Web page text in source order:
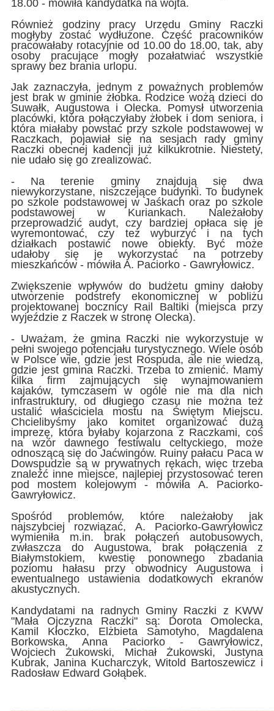
18.00 - mówiła kandydatka na wójta.
Również godziny pracy Urzędu Gminy Raczki
mogłyby zostać wydłużone. Część pracowników
pracowałaby rotacyjnie od 10.00 do 18.00, tak, aby
osoby pracujące mogły pozałatwiać wszystkie
sprawy bez brania urlopu.
Jak zaznaczyła, jednym z poważnych problemów
jest brak w gminie żłobka. Rodzice wożą dzieci do
Suwałk, Augustowa i Olecka. Pomysł utworzenia
placówki, która połączyłaby żłobek i dom seniora, i
która miałaby powstać przy szkole podstawowej w
Raczkach, pojawiał się na sesjach rady gminy
Raczki obecnej kadencji już kilkukrotnie. Niestety,
nie udało się go zrealizować.
- Na terenie gminy znajdują się dwa
niewykorzystane, niszczejące budynki. To budynek
po szkole podstawowej w Jaśkach oraz po szkole
podstawowej w Kuriankach. Należałoby
przeprowadzić audyt, czy bardziej opłaca się je
wyremontować, czy też wyburzyć i na tych
działkach postawić nowe obiekty. Być może
udałoby się je wykorzystać na potrzeby
mieszkańców - mówiła A. Paciorko - Gawryłowicz.
Zwiększenie wpływów do budżetu gminy dałoby
utworzenie podstrefy ekonomicznej w pobliżu
projektowanej bocznicy Rail Baltiki (miejsca przy
wyjeździe z Raczek w stronę Olecka).
- Uważam, że gmina Raczki nie wykorzystuje w
pełni swojego potencjału turystycznego. Wiele osób
w Polsce wie, gdzie jest Rospuda, ale nie wiedzą,
gdzie jest gmina Raczki. Trzeba to zmienić. Mamy
kilka firm zajmujących się wynajmowaniem
kajaków, tymczasem w ogóle nie ma dla nich
infrastruktury, od długiego czasu nie można też
ustalić właściciela mostu na Świętym Miejscu.
Chcielibyśmy jako komitet organizować dużą
imprezę, która byłaby kojarzona z Raczkami, coś
na wzór dawnego festiwalu celtyckiego, może
odnoszącą się do Jaćwingów. Ruiny pałacu Paca w
Dowspudzie są w prywatnych rękach, więc trzeba
znaleźć inne miejsce, najlepiej przystosować teren
pod mostem kolejowym - mówiła A. Paciorko-
Gawryłowicz.
Spośród problemów, które należałoby jak
najszybciej rozwiązać, A. Paciorko-Gawryłowicz
wymieniła m.in. brak połączeń autobusowych,
zwłaszcza do Augustowa, brak połączenia z
Białymstokiem, kwestię ponownego zbadania
poziomu hałasu przy obwodnicy Augustowa i
ewentualnego ustawienia dodatkowych ekranów
akustycznych.
Kandydatami na radnych Gminy Raczki z KWW
"Mała Ojczyzna Raczki" są: Dorota Omolecka,
Kamil Kłoczko, Elżbieta Samotyho, Magdalena
Borkowska, Anna Paciorko - Gawryłowicz,
Wojciech Żukowski, Michał Żukowski, Justyna
Kubrak, Janina Kucharczyk, Witold Bartoszewicz i
Radosław Edward Gołąbek.